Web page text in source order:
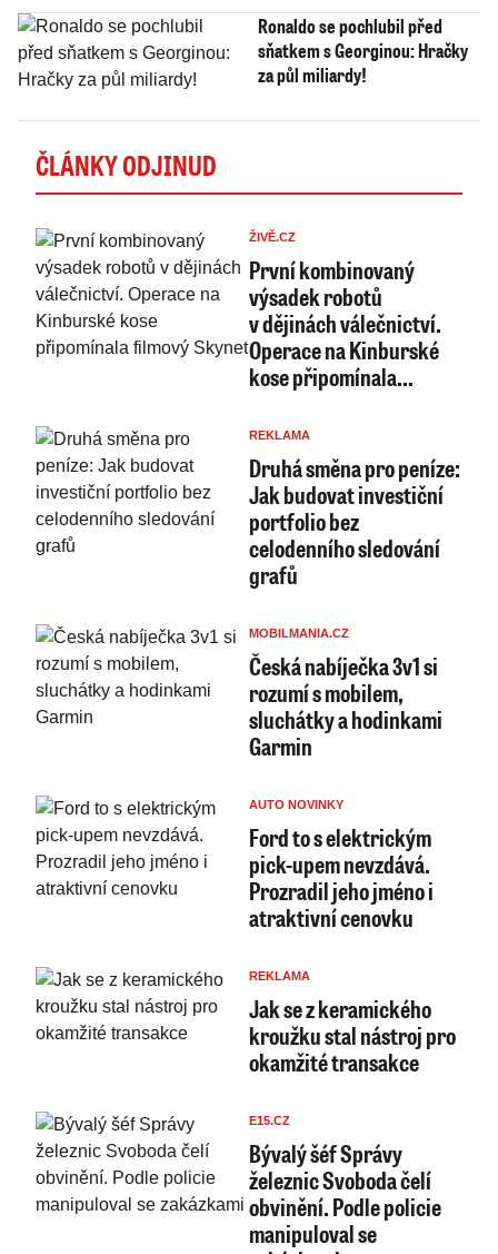
Ronaldo se pochlubil před
sňatkem s Georginou: Hračky
za půl miliardy!
ČLÁNKY ODJINUD
ŽIVĚ.CZ
První kombinovaný
výsadek robotů
v dějinách válečnictví.
Operace na Kinburské
kose připomínala…
REKLAMA
Druhá směna pro peníze:
Jak budovat investiční
portfolio bez
celodenního sledování
grafů
MOBILMANIA.CZ
Česká nabíječka 3v1 si
rozumí s mobilem,
sluchátky a hodinkami
Garmin
AUTO NOVINKY
Ford to s elektrickým
pick-upem nevzdává.
Prozradil jeho jméno i
atraktivní cenovku
REKLAMA
Jak se z keramického
kroužku stal nástroj pro
okamžité transakce
E15.CZ
Bývalý šéf Správy
železnic Svoboda čelí
obvinění. Podle policie
manipuloval se